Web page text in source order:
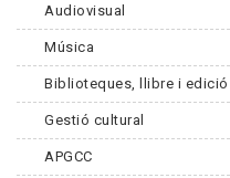
Audiovisual
Música
Biblioteques, llibre i edició
Gestió cultural
APGCC